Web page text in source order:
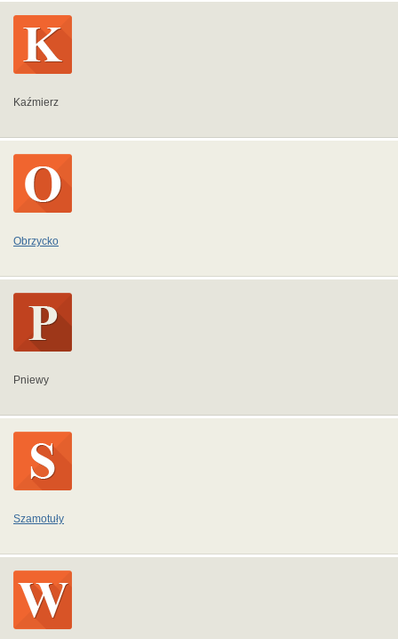
Kaźmierz
Obrzycko
Pniewy
Szamotuły